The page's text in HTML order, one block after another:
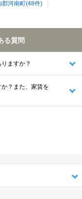
郡河南町(48件)
る質問
ますか？
？また、家賃を